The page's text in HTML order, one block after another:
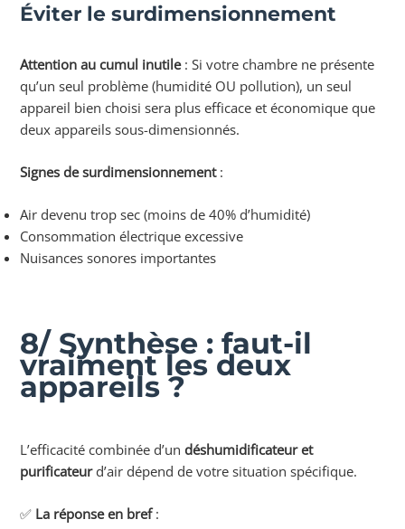
Éviter le surdimensionnement
Attention au cumul inutile: Si votre chambre ne présente
qu’un seul problème (humidité OU pollution), un seul
appareil bien choisi sera plus efficace et économique que
deux appareils sous-dimensionnés.
Signes de surdimensionnement:
Air devenu trop sec (moins de 40% d’humidité)
Consommation électrique excessive
Nuisances sonores importantes
8/ Synthèse : faut-il
vraiment les deux
appareils ?
L’efficacité combinée d’undéshumidificateur et
purificateurd’air dépend de votre situation spécifique.
✅ La réponse en bref: